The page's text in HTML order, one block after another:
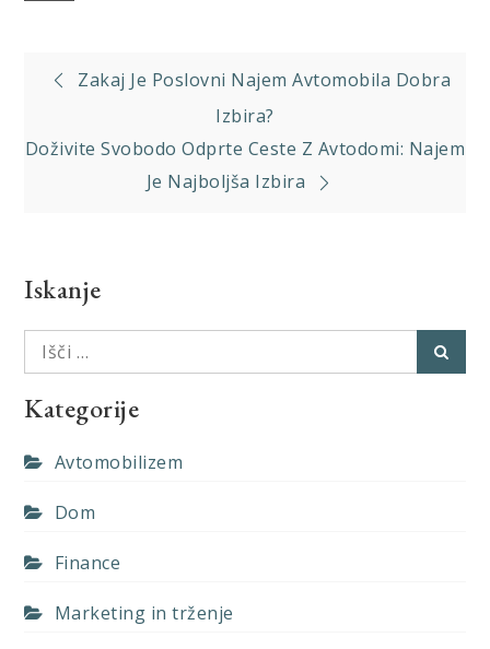
Navigacija
prispevka
Zakaj Je Poslovni Najem Avtomobila Dobra
Izbira?
Doživite Svobodo Odprte Ceste Z Avtodomi: Najem
Je Najboljša Izbira
Iskanje
Išči:
Kategorije
Avtomobilizem
Dom
Finance
Marketing in trženje